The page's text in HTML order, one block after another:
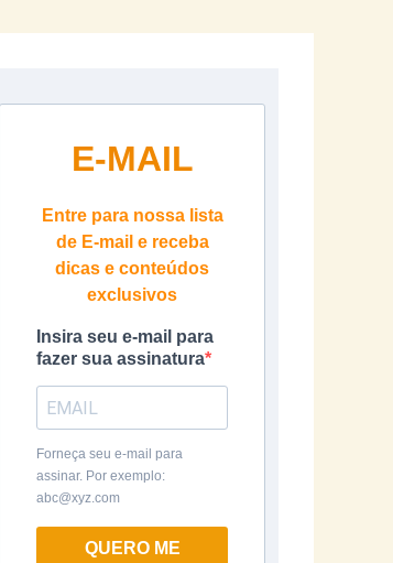
E-MAIL
Entre para nossa lista
de E-mail e receba
dicas e conteúdos
exclusivos
Insira seu e-mail para
fazer sua assinatura
Forneça seu e-mail para
assinar. Por exemplo:
abc@xyz.com
QUERO ME